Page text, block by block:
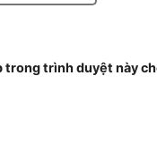
trong trình duyệt này